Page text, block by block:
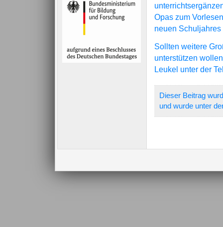
Opas zum
neuen
Sollten weitere
unterstützen
Leukel unter der
Dieser Beitrag
und wurde unter